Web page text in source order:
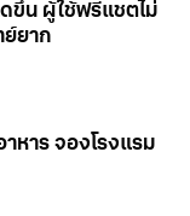
ดขึ้น ผู้ใช้ฟรีแชตไม่
ย์ยาก
หาร จองโรงแรม